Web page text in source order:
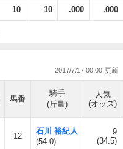
10 10 .000 .000
2017/7/17 00:00
馬番
騎手
(斤量)
人気
(オッズ)
12
石川 裕紀人
(54.0)
9
(34.5)